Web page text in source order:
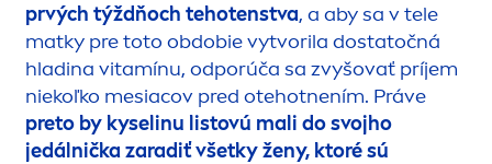
prvých týždňoch tehotenstva, a aby sa v tele
matky pre toto obdobie vytvorila dostatočná
hladina vitamínu, odporúča sa zvyšovať príjem
niekoľko mesiacov pred otehotnením. Práve
preto by kyselinu listovú mali do svojho
jedálnička zaradiť všetky ženy, ktoré sú